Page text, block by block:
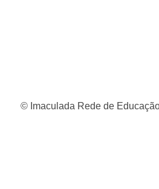
© Imaculada Rede de